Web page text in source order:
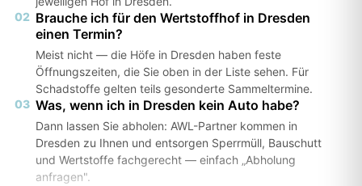
02 Brauche ich für den Wertstoffhof in Dresden
einen Termin?
Meist nicht — die Höfe in Dresden haben feste
Öffnungszeiten, die Sie oben in der Liste sehen. Für
Schadstoffe gelten teils gesonderte Sammeltermine.
03 Was, wenn ich in Dresden kein Auto habe?
Dann lassen Sie abholen: AWL-Partner kommen in
Dresden zu Ihnen und entsorgen Sperrmüll, Bauschutt
und Wertstoffe fachgerecht — einfach „Abholung
anfragen".